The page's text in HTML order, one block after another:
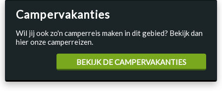
Campervakanties
Wil jij ook zo'n camperreis maken in dit gebied? Bekijk dan
hier onze camperreizen.
BEKIJK DE CAMPERVAKANTIES